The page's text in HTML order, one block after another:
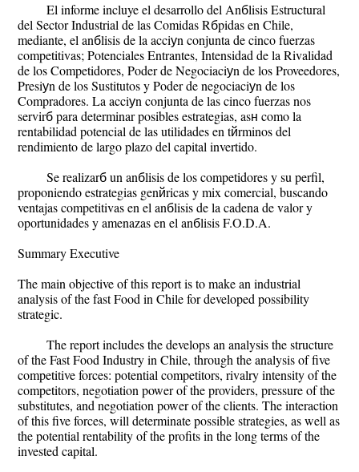
El informe incluye el desarrollo del Anбlisis Estructural
del Sector Industrial de las Comidas Rбpidas en Chile,
mediante, el anбlisis de la acciуn conjunta de cinco fuerzas
competitivas; Potenciales Entrantes, Intensidad de la Rivalidad
de los Competidores, Poder de Negociaciуn de los Proveedores,
Presiуn de los Sustitutos y Poder de negociaciуn de los
Compradores. La acciуn conjunta de las cinco fuerzas nos
servirб para determinar posibles estrategias, asн como la
rentabilidad potencial de las utilidades en tйrminos del
rendimiento de largo plazo del capital invertido.
Se realizarб un anбlisis de los competidores y su perfil,
proponiendo estrategias genйricas y mix comercial, buscando
ventajas competitivas en el anбlisis de la cadena de valor y
oportunidades y amenazas en el anбlisis F.O.D.A.
Summary Executive
The main objective of this report is to make an industrial
analysis of the fast Food in Chile for developed possibility
strategic.
The report includes the develops an analysis the structure
of the Fast Food Industry in Chile, through the analysis of five
competitive forces: potential competitors, rivalry intensity of the
competitors, negotiation power of the providers, pressure of the
substitutes, and negotiation power of the clients. The interaction
of this five forces, will determinate possible strategies, as well as
the potential rentability of the profits in the long terms of the
invested capital.